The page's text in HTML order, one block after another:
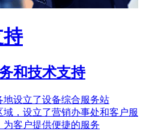
和技术支持
地设立了设备综合服务站
域，设立了营销办事处和客户服
客户提供便捷的服务